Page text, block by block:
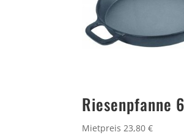
Riesenpfanne
Mietpreis 23,80 €